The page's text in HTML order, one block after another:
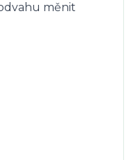
měnit
a získávat
se